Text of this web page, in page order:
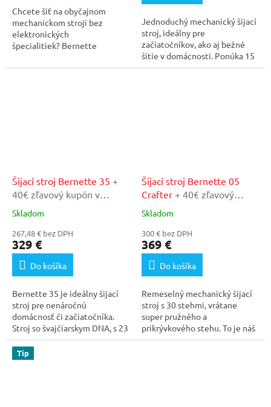
hviezdičiek.
Chcete šiť na obyčajnom
mechanickom stroji bez
elektronických
špecialitiek? Bernette
Jednoduchý mechanický šijací
stroj, ideálny pre
začiatočníkov, ako aj bežné
šitie v domácnosti. Ponúka 15
rôznych šijacích...
Šijací stroj Bernette 35 +
40€ zľavový kupón v
našom autorizovanom
servise
Priemerné
produktu
je
5,0
hviezdičiek.
Skladom
267,48 € bez DPH
329 €
Do košíka
Bernette 35 je ideálny šijací
stroj pre nenáročnú
domácnosť či začiatočníka.
Stroj so švajčiarskym DNA, s 23
rôznymi...
Šijací stroj Bernette 05
Crafter + 40€ zľavový
kupón v našom
autorizovanom servise
Priemerné
produktu
je
4,8
hviezdičiek.
Skladom
300 € bez DPH
369 €
Do košíka
Remeselný mechanický šijací
stroj s 30 stehmi, vrátane
super pružného a
prikrývkového stehu. To je náš
robustný Bernette 05...
Tip